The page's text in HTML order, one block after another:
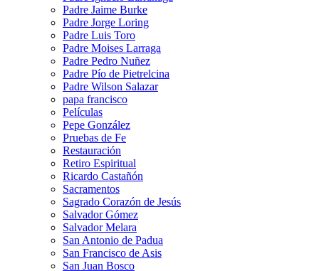
Padre Jaime Burke
Padre Jorge Loring
Padre Luis Toro
Padre Moises Larraga
Padre Pedro Nuñez
Padre Pío de Pietrelcina
Padre Wilson Salazar
papa francisco
Películas
Pepe González
Pruebas de Fe
Restauración
Retiro Espiritual
Ricardo Castañón
Sacramentos
Sagrado Corazón de Jesús
Salvador Gómez
Salvador Melara
San Antonio de Padua
San Francisco de Asis
San Juan Bosco